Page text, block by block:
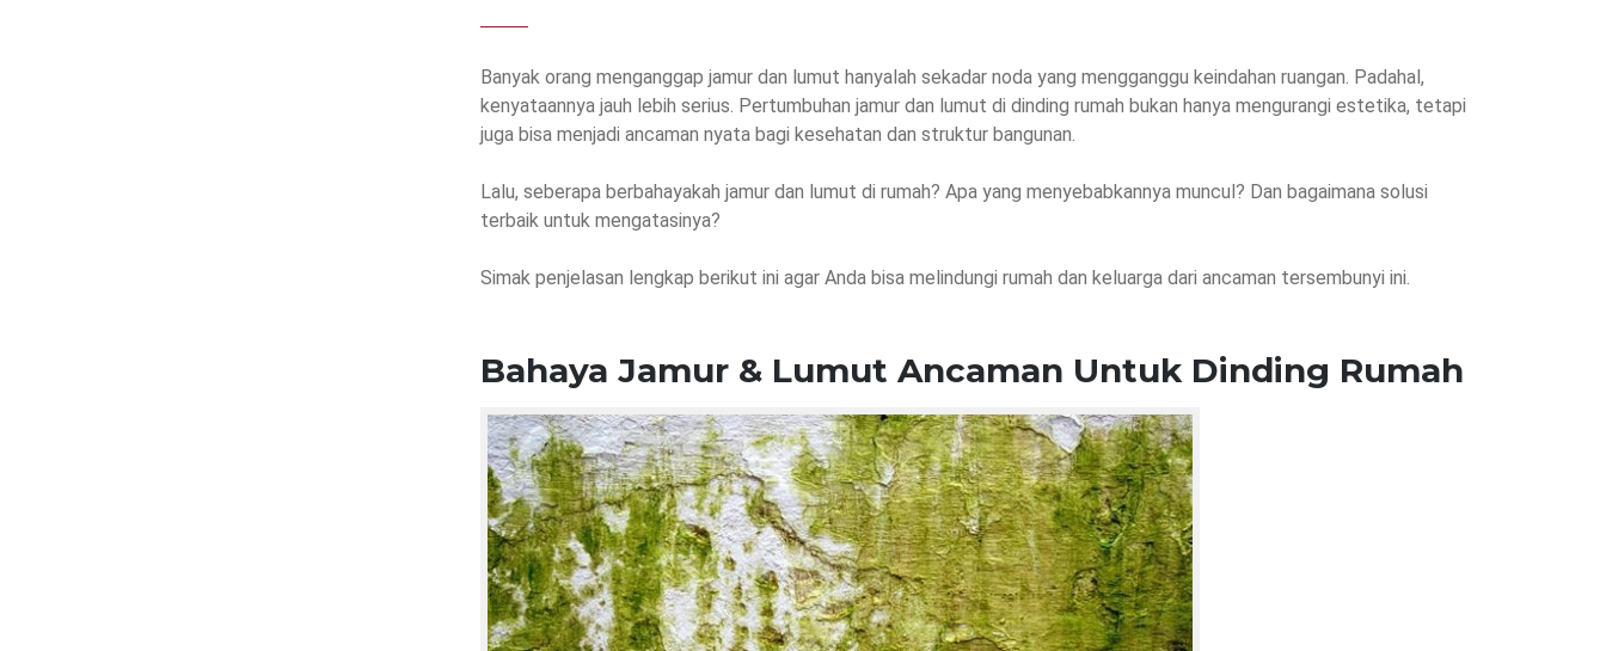
Banyak orang menganggap jamur dan lumut hanyalah sekadar noda yang mengganggu keindahan ruangan. Padahal,
kenyataannya jauh lebih serius. Pertumbuhan jamur dan lumut di dinding rumah bukan hanya mengurangi estetika, tetapi
juga bisa menjadi ancaman nyata bagi kesehatan dan struktur bangunan.
Lalu, seberapa berbahayakah jamur dan lumut di rumah? Apa yang menyebabkannya muncul? Dan bagaimana solusi
terbaik untuk mengatasinya?
Simak penjelasan lengkap berikut ini agar Anda bisa melindungi rumah dan keluarga dari ancaman tersembunyi ini.
Bahaya Jamur & Lumut Ancaman Untuk Dinding Rumah